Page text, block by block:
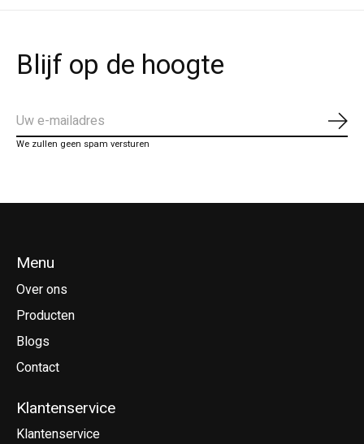
Blijf op de hoogte
We zullen geen spam versturen
Menu
Over ons
Producten
Blogs
Contact
Klantenservice
Klantenservice